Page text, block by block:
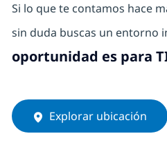
Si lo que te contamos hace
sin duda buscas un entorno
oportunidad es para
Explorar ubicación